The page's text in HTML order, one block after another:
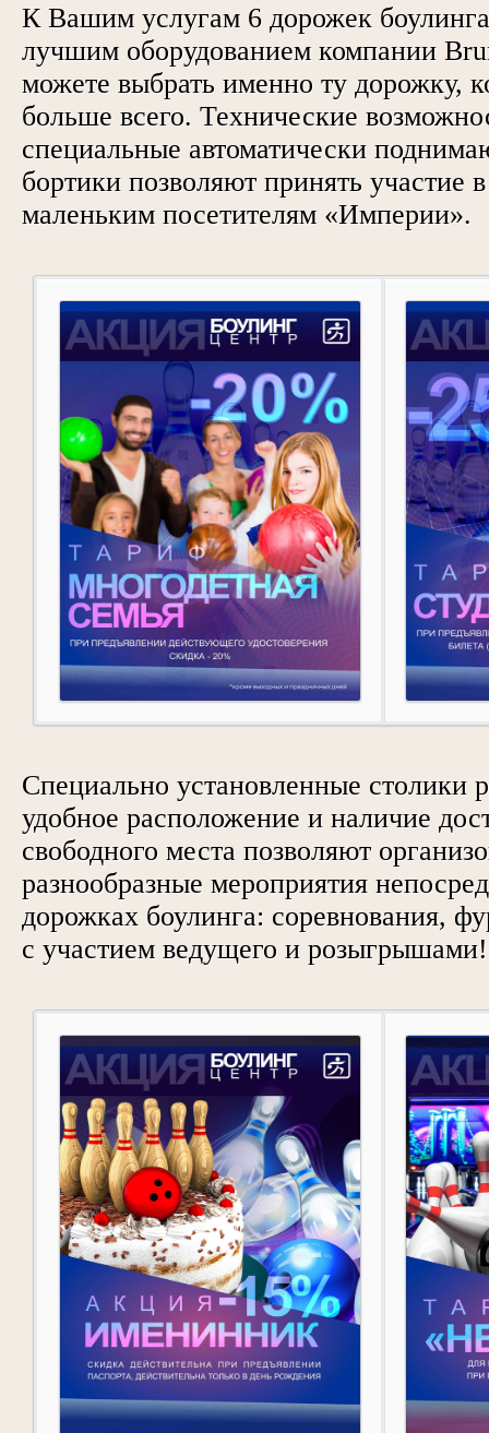
К Вашим услугам 6 дорожек
лучшим оборудованием компании
можете выбрать именно ту дорожку,
больше всего. Технические
специальные автоматически
бортики позволяют принять участие
маленьким посетителям «Империи».
Специально установленные столики
удобное расположение и наличие
свободного места позволяют
разнообразные мероприятия
дорожках боулинга: соревнования,
с участием ведущего и розыгрышами!